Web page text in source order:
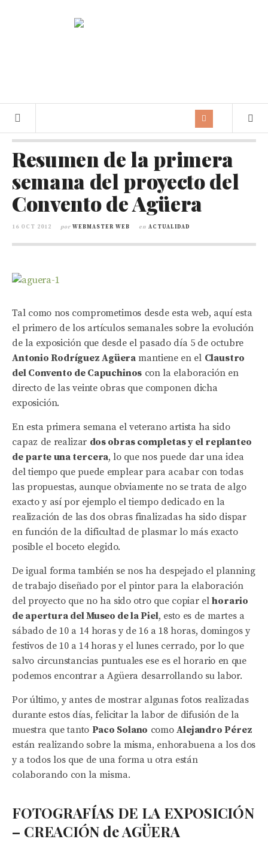
Resumen de la primera
semana del proyecto del
Convento de Agüera
16 OCT 2012 por WEBMASTER WEB en ACTUALIDAD
Tal como nos comprometimos desde esta web, aquí esta
el primero de los artículos semanales sobre la evolución
de la exposición que desde el pasado día 5 de octubre
Antonio Rodríguez Agüera mantiene en el Claustro
del Convento de Capuchinos con la elaboración en
directo de las veinte obras que componen dicha
exposición.
En esta primera semana el veterano artista ha sido
capaz de realizar dos obras completas y el replanteo
de parte una tercera, lo que nos puede dar una idea
del tiempo que puede emplear para acabar con todas
las propuestas, aunque obviamente no se trata de algo
exacto y así por ejemplo el tiempo dedicado en la
realización de las dos obras finalizadas ha sido dispar
en función de la dificultad de plasmar lo más exacto
posible el boceto elegido.
De igual forma también se nos ha despejado el planning
de trabajo diseñado por el pintor para la elaboración
del proyecto que no ha sido otro que copiar elhorario
de apertura del Museo de la Piel, esto es de martes a
sábado de 10 a 14 horas y de 16 a 18 horas, domingos y
festivos de 10 a 14 horas y el lunes cerrado, por lo que
salvo circunstancias puntuales ese es el horario en que
podemos encontrar a Agüera desarrollando su labor.
Por último, y antes de mostrar algunas fotos realizadas
durante estos días, felicitar la labor de difusión de la
muestra que tanto Paco Solano comoAlejandro Pérez
están realizando sobre la misma, enhorabuena a los dos
y a todos los que de una forma u otra están
colaborando con la misma.
FOTOGRAFÍAS DE LA EXPOSICIÓN
– CREACIÓN de AGÜERA